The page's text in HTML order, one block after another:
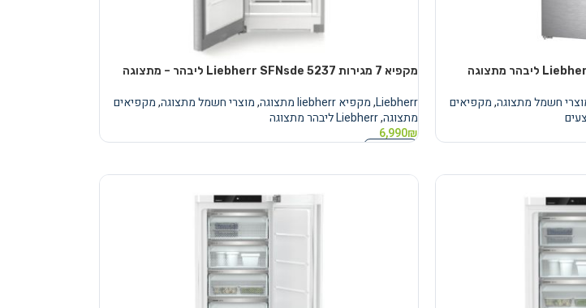
חשמל מתצוגה,מקפיאים
מקפיא 7 מגירות Liebherr SFNsde 5237 ליבהר – מתצוגה
Liebherr
,מקפיא liebherr מתצוגה ,מוצרי חשמל מתצוגה,מקפיאים
מתצוגה,Liebherr ליבהר מתצוגה
6,990₪
הוספה לסל